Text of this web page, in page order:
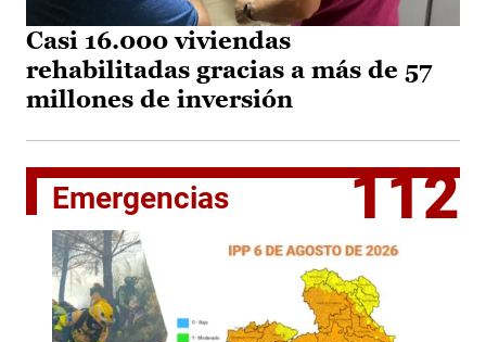
Casi 16.000 viviendas
rehabilitadas gracias a más de 57
millones de inversión
Emergencias 112